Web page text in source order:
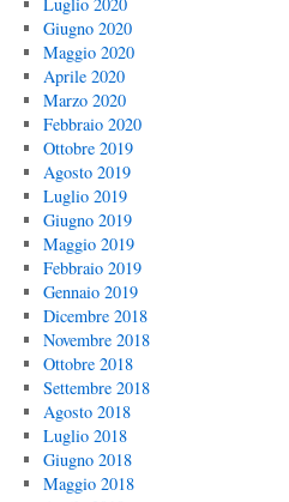
Giugno 2020
Maggio 2020
Aprile 2020
Marzo 2020
Febbraio 2020
Ottobre 2019
Agosto 2019
Luglio 2019
Giugno 2019
Maggio 2019
Febbraio 2019
Gennaio 2019
Dicembre 2018
Novembre 2018
Ottobre 2018
Settembre 2018
Agosto 2018
Luglio 2018
Giugno 2018
Maggio 2018